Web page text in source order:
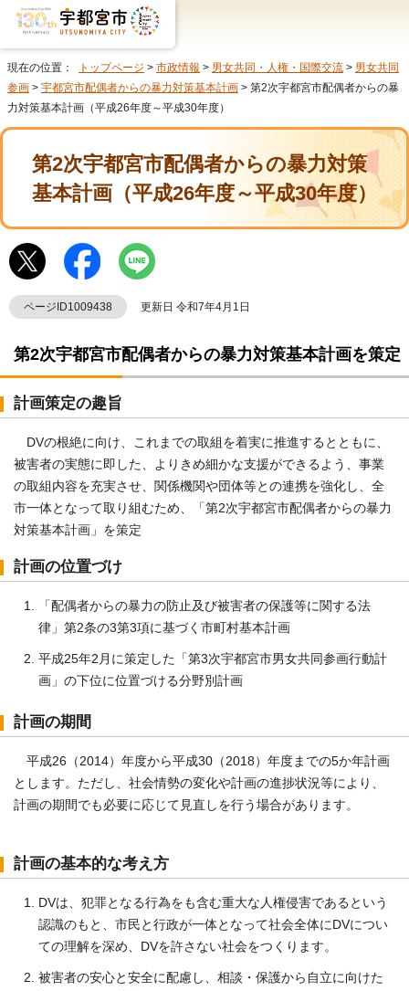
現在の位置： トップページ > 市政情報 > 男女共同・人権・国際交流 > 男女共同
参画 > 宇都宮市配偶者からの暴力対策基本計画 > 第2次宇都宮市配偶者からの暴
力対策基本計画（平成26年度～平成30年度）
第2次宇都宮市配偶者からの暴力対策
基本計画（平成26年度～平成30年度）
ページID1009438 更新日 令和7年4月1日
第2次宇都宮市配偶者からの暴力対策基本計画を策定
計画策定の趣旨
DVの根絶に向け、これまでの取組を着実に推進するとともに、
被害者の実態に即した、よりきめ細かな支援ができるよう、事業
の取組内容を充実させ、関係機関や団体等との連携を強化し、全
市一体となって取り組むため、「第2次宇都宮市配偶者からの暴力
対策基本計画」を策定
計画の位置づけ
「配偶者からの暴力の防止及び被害者の保護等に関する法
律」第2条の3第3項に基づく市町村基本計画
平成25年2月に策定した「第3次宇都宮市男女共同参画行動計
画」の下位に位置づける分野別計画
計画の期間
平成26（2014）年度から平成30（2018）年度までの5か年計画
とします。ただし、社会情勢の変化や計画の進捗状況等により、
計画の期間でも必要に応じて見直しを行う場合があります。
計画の基本的な考え方
DVは、犯罪となる行為をも含む重大な人権侵害であるという
認識のもと、市民と行政が一体となって社会全体にDVについ
ての理解を深め、DVを許さない社会をつくります。
被害者の安心と安全に配慮し、相談・保護から自立に向けた